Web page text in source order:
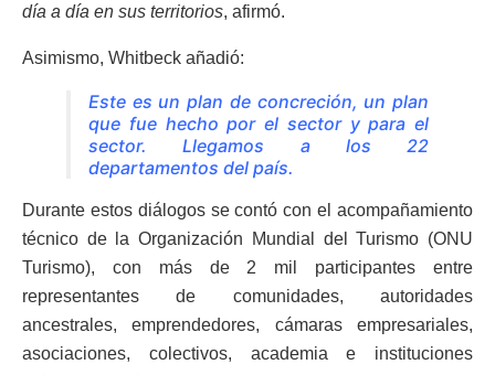
día a día en sus territorios, afirmó.
Asimismo, Whitbeck añadió:
Este es un plan de concreción, un plan
que fue hecho por el sector y para el
sector. Llegamos a los 22
departamentos del país.
Durante estos diálogos se contó con el acompañamiento
técnico de la Organización Mundial del Turismo (ONU
Turismo), con más de 2 mil participantes entre
representantes de comunidades, autoridades
ancestrales, emprendedores, cámaras empresariales,
asociaciones, colectivos, academia e instituciones